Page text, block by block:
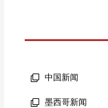
中国新闻
墨西哥新闻